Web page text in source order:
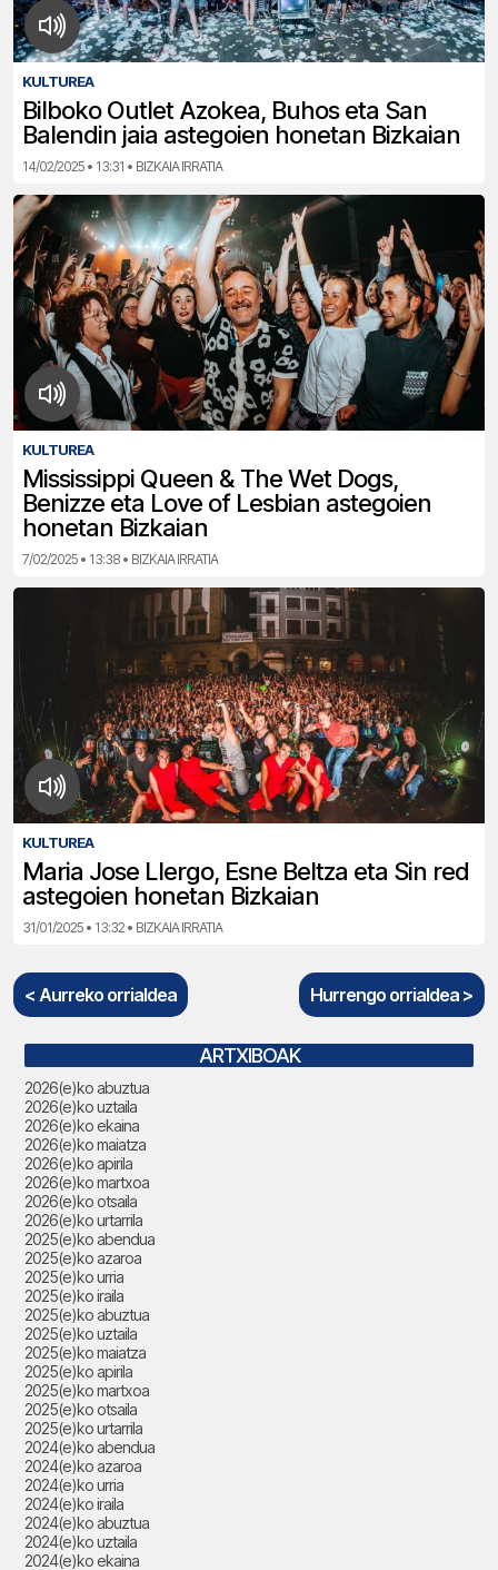
KULTUREA
Bilboko Outlet Azokea, Buhos eta San
Balendin jaia astegoien honetan Bizkaian
14/02/2025 • 13:31 • BIZKAIA IRRATIA
KULTUREA
Mississippi Queen & The Wet Dogs,
Benizze eta Love of Lesbian astegoien
honetan Bizkaian
7/02/2025 • 13:38 • BIZKAIA IRRATIA
KULTUREA
Maria Jose Llergo, Esne Beltza eta Sin red
astegoien honetan Bizkaian
31/01/2025 • 13:32 • BIZKAIA IRRATIA
< Aurreko orrialdea Hurrengo orrialdea >
ARTXIBOAK
2026(e)ko abuztua
2026(e)ko uztaila
2026(e)ko ekaina
2026(e)ko maiatza
2026(e)ko apirila
2026(e)ko martxoa
2026(e)ko otsaila
2026(e)ko urtarrila
2025(e)ko abendua
2025(e)ko azaroa
2025(e)ko urria
2025(e)ko iraila
2025(e)ko abuztua
2025(e)ko uztaila
2025(e)ko maiatza
2025(e)ko apirila
2025(e)ko martxoa
2025(e)ko otsaila
2025(e)ko urtarrila
2024(e)ko abendua
2024(e)ko azaroa
2024(e)ko urria
2024(e)ko iraila
2024(e)ko abuztua
2024(e)ko uztaila
2024(e)ko ekaina